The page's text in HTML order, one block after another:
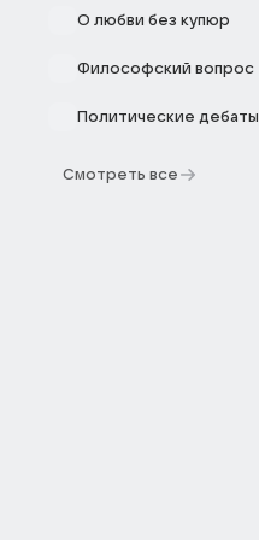
О любви без купюр
Философский вопрос
Политические дебаты
Смотреть все